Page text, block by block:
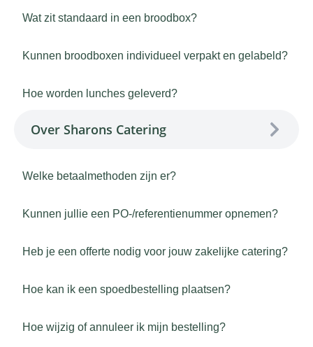
Wat zit standaard in een broodbox?
Kunnen broodboxen individueel verpakt en gelabeld?
Hoe worden lunches geleverd?
Over Sharons Catering
Welke betaalmethoden zijn er?
Kunnen jullie een PO-/referentienummer opnemen?
Heb je een offerte nodig voor jouw zakelijke catering?
Hoe kan ik een spoedbestelling plaatsen?
Hoe wijzig of annuleer ik mijn bestelling?